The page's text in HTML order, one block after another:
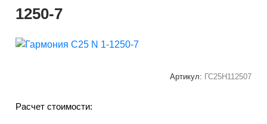
1250-7
Артикул: ГС25Н112507
Расчет стоимости: